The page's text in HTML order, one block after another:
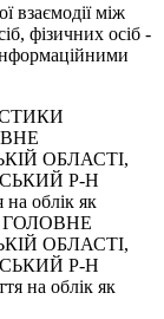
взаємодії між
фізичних осіб -
ОБЛАСТІ,
Р-Н
облік як
ГОЛОВНЕ
ОБЛАСТІ,
Р-Н
на облік як